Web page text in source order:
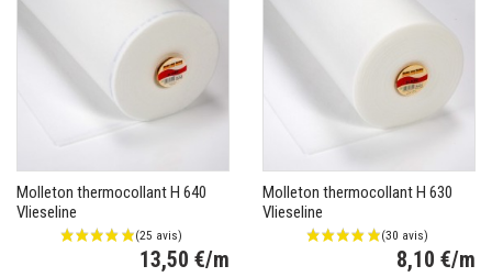
Molleton thermocollant H 640
Vlieseline
13,50 €/m
Molleton thermocollant H 630
Vlieseline
8,10 €/m